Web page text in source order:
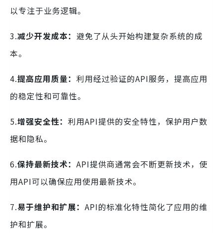
以专注于业务逻辑。
3.减少开发成本： 避免了从头开始构建复杂系统的成
本。
4.提高应用质量： 利用经过验证的API服务，提高应用
的稳定性和可靠性。
5.增强安全性： 利用API提供的安全特性，保护用户数
据和隐私。
6.保持最新技术： API提供商通常会不断更新技术，使
用API可以确保应用使用最新技术。
7.易于维护和扩展： API的标准化特性简化了应用的维
护和扩展。